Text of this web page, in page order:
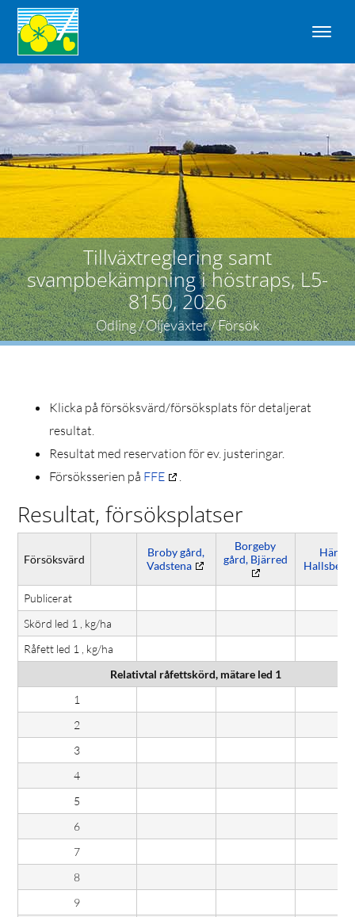
Tillväxtreglering samt
svampbekämpning i höstraps, L5-
8150, 2026
Odling / Oljeväxter / Försök
Klicka på försöksvärd/försöksplats för detaljerat
resultat.
Resultat med reservation för ev. justeringar.
Försöksserien på FFE .
Resultat, försöksplatser
Försöksvärd
Broby gård,
Vadstena
Borgeby
gård, Bjärred
Härja,
Hallsberg
Publicerat
Skörd led 1 , kg/ha
Råfett led 1 , kg/ha
Relativtal råfettskörd, mätare led 1
1
2
3
4
5
6
7
8
9